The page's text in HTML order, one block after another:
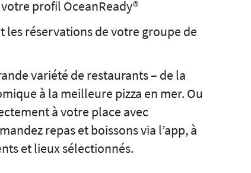
profil OceanReady®
les réservations de votre groupe de
variété de restaurants – de la
à la meilleure pizza en mer. Ou
à votre place avec
repas et boissons via l’app, à
et lieux sélectionnés.